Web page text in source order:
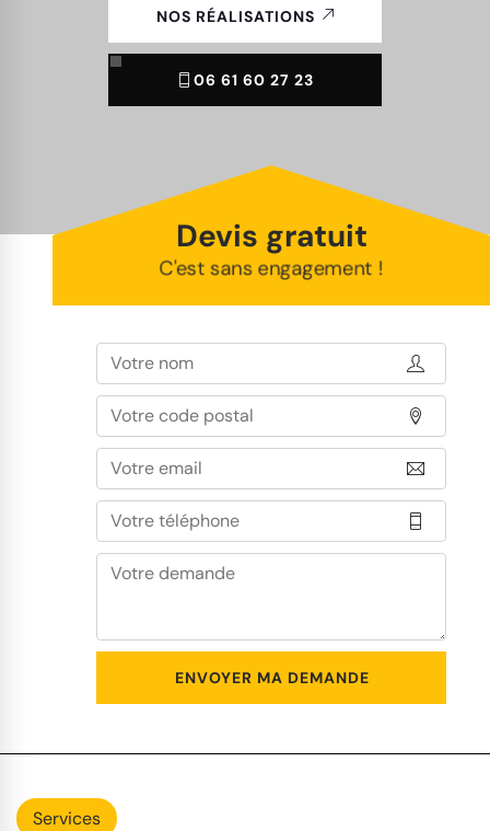
NOS RÉALISATIONS
06 61 60 27 23
Devis gratuit
C'est sans engagement !
Services